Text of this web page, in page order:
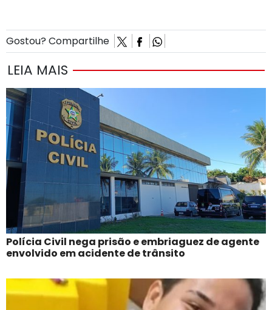
Gostou? Compartilhe
LEIA MAIS
Polícia Civil nega prisão e embriaguez de agente
envolvido em acidente de trânsito